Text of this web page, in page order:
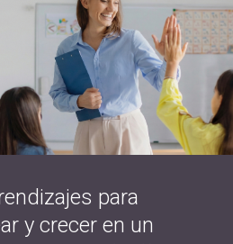
para
y crecer en un